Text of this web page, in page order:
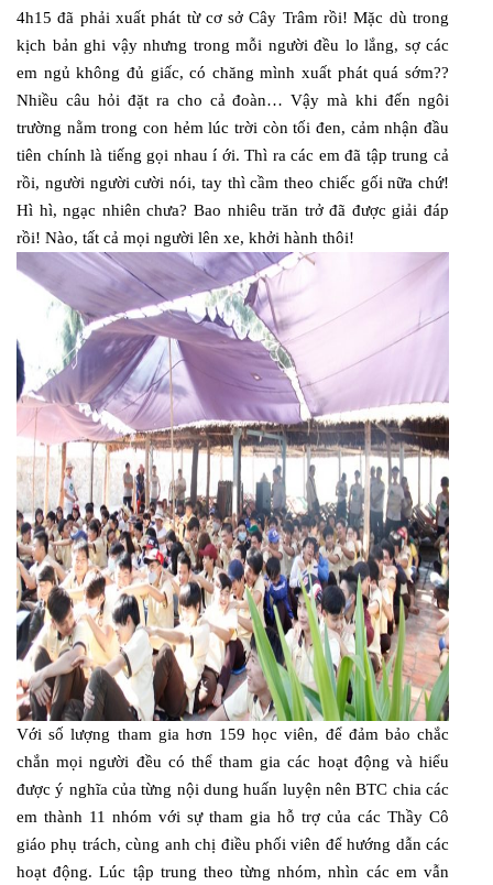
4h15 đã phải xuất phát từ cơ sở Cây Trâm rồi! Mặc dù trong
kịch bản ghi vậy nhưng trong mỗi người đều lo lắng, sợ các
em ngủ không đủ giấc, có chăng mình xuất phát quá sớm??
Nhiều câu hỏi đặt ra cho cả đoàn… Vậy mà khi đến ngôi
trường nằm trong con hẻm lúc trời còn tối đen, cảm nhận đầu
tiên chính là tiếng gọi nhau í ới. Thì ra các em đã tập trung cả
rồi, người người cười nói, tay thì cầm theo chiếc gối nữa chứ!
Hì hì, ngạc nhiên chưa? Bao nhiêu trăn trở đã được giải đáp
rồi! Nào, tất cả mọi người lên xe, khởi hành thôi!
Với số lượng tham gia hơn 159 học viên, để đảm bảo chắc
chắn mọi người đều có thể tham gia các hoạt động và hiểu
được ý nghĩa của từng nội dung huấn luyện nên BTC chia các
em thành 11 nhóm với sự tham gia hỗ trợ của các Thầy Cô
giáo phụ trách, cùng anh chị điều phối viên để hướng dẫn các
hoạt động. Lúc tập trung theo từng nhóm, nhìn các em vẫn